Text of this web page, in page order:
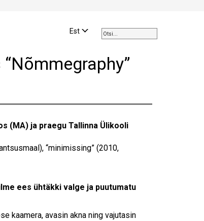
the
up
a
Est
(MA) ja praegu Tallinna Ülikooli
“minimissing” (2010,
ees ühtäkki valge ja puutumatu
kaamera, avasin akna ning vajutasin